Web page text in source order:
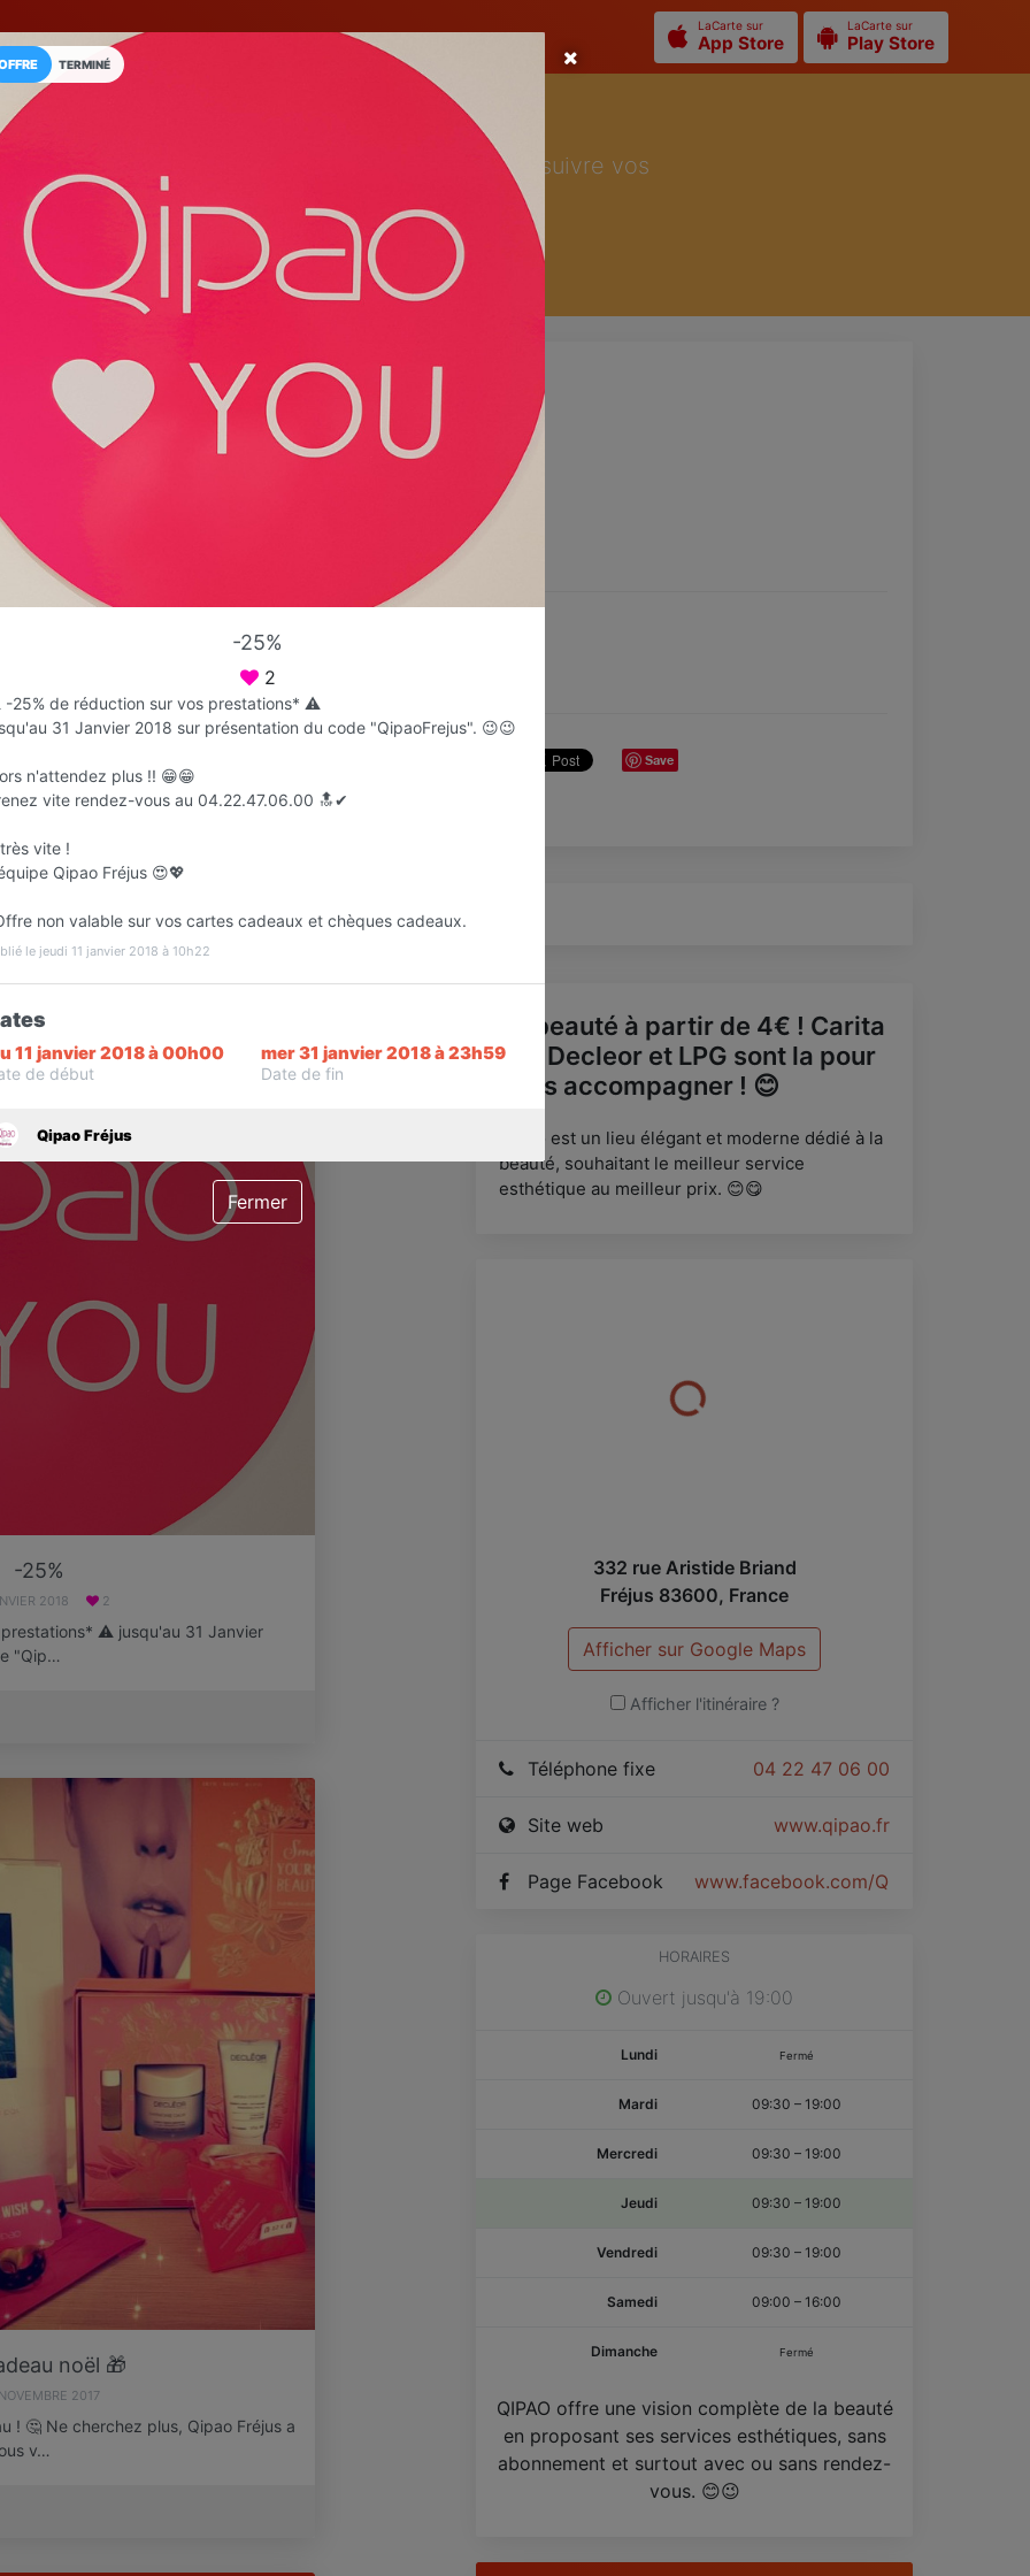
LaCarte sur
App Store
LaCarte sur
Play Store
Téléchargez gratuitement l'app LaCarte pour suivre vos
commerces favoris et ne rien rater !
Télécharger Plus tard
Qipao Fréjus
Institut de beauté
Fréjus
Ouvert jusqu'à 19:00
Save
Infos
-25%
2018 2
⚠️ jusqu'au 31 Janvier
"Qip…
noël 🎁
2017
! 🤔 Ne cherchez plus, Qipao Fréjus a
v…
La beauté à partir de 4€ ! Carita
OPI Decleor et LPG sont la pour
vous accompagner ! 😊
Qipao est un lieu élégant et moderne dédié à la
beauté, souhaitant le meilleur service
esthétique au meilleur prix. 😊😋
332 rue Aristide Briand
Fréjus 83600, France
Afficher sur Google Maps
Afficher l'itinéraire ?
04 22 47 06 00
Téléphone fixe
www.qipao.fr
Site web
www.facebook.com/Qipaofrejus/
Page Facebook
HORAIRES
Ouvert jusqu'à 19:00
Lundi Fermé
Mardi 09:30 – 19:00
Mercredi 09:30 – 19:00
Jeudi 09:30 – 19:00
Vendredi 09:30 – 19:00
Samedi 09:00 – 16:00
Dimanche Fermé
QIPAO offre une vision complète de la beauté
en proposant ses services esthétiques, sans
abonnement et surtout avec ou sans rendez-
vous. 😊😉
TERMINÉ
-25%
2
25% de réduction sur vos prestations* ⚠️
31 Janvier 2018 sur présentation du code "QipaoFrejus". 😉😉
n'attendez plus !! 😁😁
vite rendez-vous au 04.22.47.06.00 🔝✔
vite !
Qipao Fréjus 😍💖
non valable sur vos cartes cadeaux et chèques cadeaux.
le jeudi 11 janvier 2018 à 10h22
11 janvier 2018 à 00h00
de début
mer 31 janvier 2018 à 23h59
Date de fin
Qipao Fréjus
Fermer